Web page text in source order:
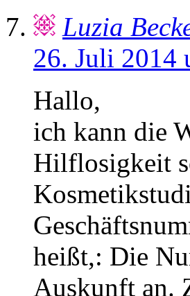
Luzia
26. Juli 2014
Hallo,
ich kann die
Hilflosigkeit
heißt,: Die
Auskunft an.